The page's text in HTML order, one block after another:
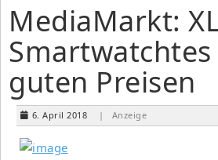
MediaMarkt:
guten Preisen
6. April 2018 | Anzeige